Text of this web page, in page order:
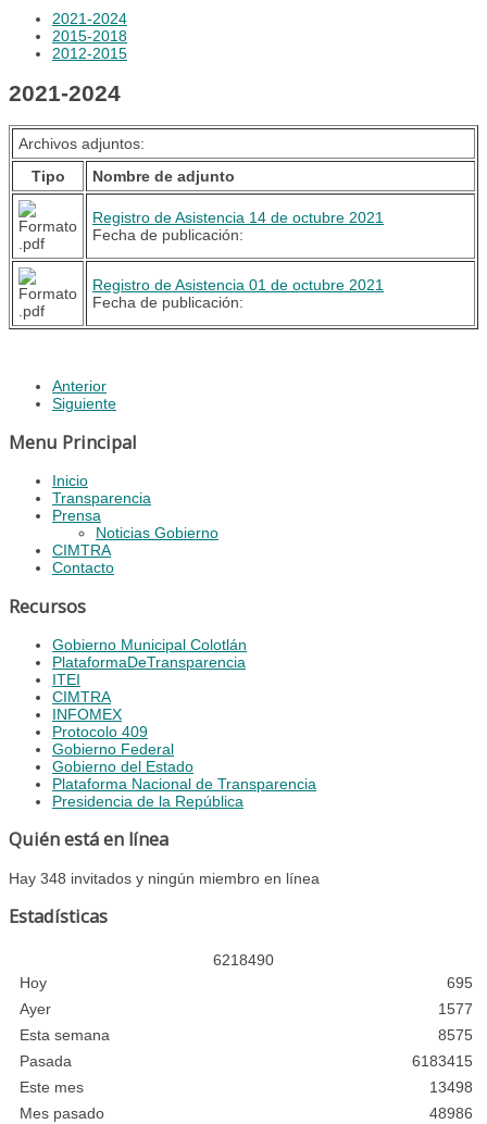
2021-2024
2015-2018
2012-2015
2021-2024
Archivos adjuntos:
Tipo
Nombre de adjunto
Registro de Asistencia 14 de octubre 2021
Fecha de publicación:
Registro de Asistencia 01 de octubre 2021
Fecha de publicación:
Anterior
Siguiente
Menu Principal
Inicio
Transparencia
Prensa
Noticias Gobierno
CIMTRA
Contacto
Recursos
Gobierno Municipal Colotlán
PlataformaDeTransparencia
ITEI
CIMTRA
INFOMEX
Protocolo 409
Gobierno Federal
Gobierno del Estado
Plataforma Nacional de Transparencia
Presidencia de la República
Quién está en línea
Hay 348 invitados y ningún miembro en línea
Estadísticas
6218490
Hoy
Ayer
Esta semana
Pasada
Este mes
Mes pasado
695
1577
8575
6183415
13498
48986